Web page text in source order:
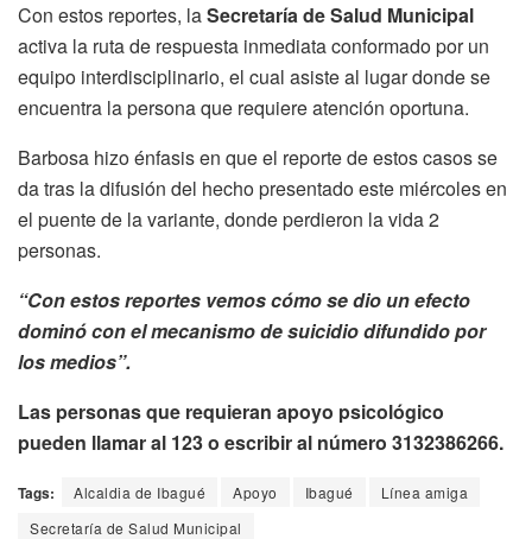
Con estos reportes, laSecretaría de Salud Municipal
activa la ruta de respuesta inmediata conformado por un
equipo interdisciplinario, el cual asiste al lugar donde se
encuentra la persona que requiere atención oportuna.
Barbosa hizo énfasis en que el reporte de estos casos se
da tras la difusión del hecho presentado este miércoles en
el puente de la variante, donde perdieron la vida 2
personas.
“Con estos reportes vemos cómo se dio un efecto
dominó con el mecanismo de suicidio difundido por
los medios”.
Las personas que requieran apoyo psicológico
pueden llamar al 123 o escribir al número 3132386266.
Tags: Alcaldia de Ibagué Apoyo Ibagué
Línea amiga
Secretaría de Salud Municipal